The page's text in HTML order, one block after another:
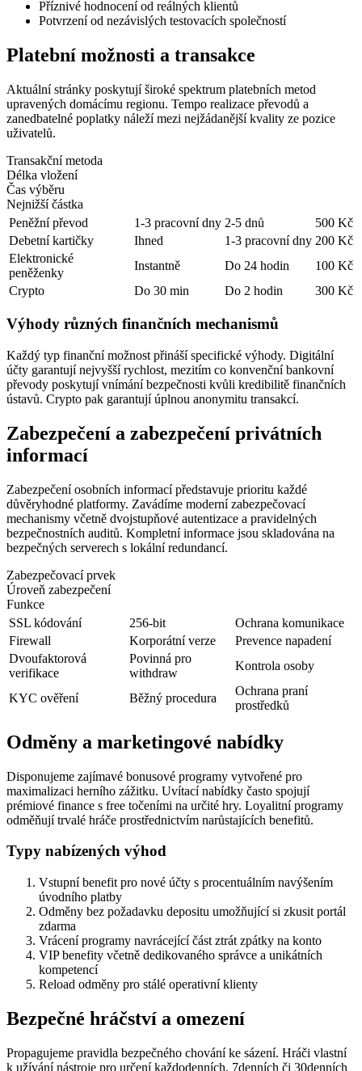
Příznivé hodnocení od reálných klientů
Potvrzení od nezávislých testovacích společností
Platební možnosti a transakce
Aktuální stránky poskytují široké spektrum platebních metod
upravených domácímu regionu. Tempo realizace převodů a
zanedbatelné poplatky náleží mezi nejžádanější kvality ze pozice
uživatelů.
Transakční metoda
Délka vložení
Čas výběru
Nejnižší částka
Peněžní převod
1-3 pracovní dny 2-5 dnů
500 Kč
Debetní kartičky
Ihned 1-3 pracovní dny 200 Kč
Elektronické
peněženky
Instantně Do 24 hodin
100 Kč
Crypto
Do 30 min Do 2 hodin 300 Kč
Výhody různých finančních mechanismů
Každý typ finanční možnost přináší specifické výhody. Digitální
účty garantují nejvyšší rychlost, mezitím co konvenční bankovní
převody poskytují vnímání bezpečnosti kvůli kredibilitě finančních
ústavů. Crypto pak garantují úplnou anonymitu transakcí.
Zabezpečení a zabezpečení privátních
informací
Zabezpečení osobních informací představuje prioritu každé
důvěryhodné platformy. Zavádíme moderní zabezpečovací
mechanismy včetně dvojstupňové autentizace a pravidelných
bezpečnostních auditů. Kompletní informace jsou skladována na
bezpečných serverech s lokální redundancí.
Zabezpečovací prvek
Úroveň zabezpečení
Funkce
SSL kódování
256-bit
Ochrana komunikace
Firewall
Korporátní verze
Prevence napadení
Dvoufaktorová
verifikace
Povinná pro
withdraw
Kontrola osoby
KYC ověření Běžný procedura
Ochrana praní
prostředků
Odměny a marketingové nabídky
Disponujeme zajímavé bonusové programy vytvořené pro
maximalizaci herního zážitku. Uvítací nabídky často spojují
prémiové finance s free točeními na určité hry. Loyalitní programy
odměňují trvalé hráče prostřednictvím narůstajících benefitů.
Typy nabízených výhod
Vstupní benefit pro nové účty s procentuálním navýšením
úvodního platby
Odměny bez požadavku depositu umožňující si zkusit portál
zdarma
Vrácení programy navrácející část ztrát zpátky na konto
VIP benefity včetně dedikovaného správce a unikátních
kompetencí
Reload odměny pro stálé operativní klienty
Bezpečné hráčství a omezení
Propagujeme pravidla bezpečného chování ke sázení. Hráči vlastní
k užívání nástroje pro určení každodenních, 7denních či 30denních